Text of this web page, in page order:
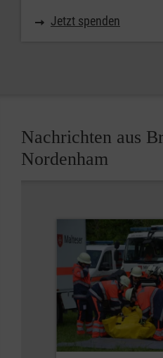
Jetzt spenden
Nachrichten aus
Nordenham